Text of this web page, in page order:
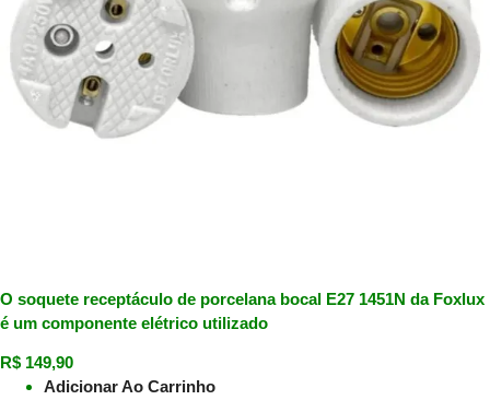
O soquete receptáculo de porcelana bocal E27 1451N da Foxlux
é um componente elétrico utilizado
R$ 149,90
Adicionar Ao Carrinho